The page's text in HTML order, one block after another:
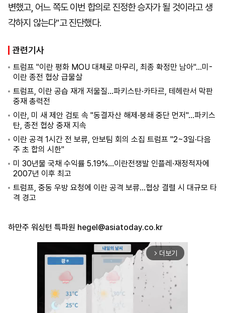
변했고, 어느 쪽도 이번 합의로 진정한 승자가 될 것이라고 생
각하지 않는다"고 진단했다.
관련기사
트럼프 "이란 평화 MOU 대체로 마무리, 최종 확정만 남아"…미-
이란 종전 협상 급물살
트럼프, 이란 공습 재개 저울질…파키스탄·카타르, 테헤란서 막판
중재 총력전
이란, 미 새 제안 검토 속 "동결자산 해제·봉쇄 중단 먼저"…파키스
탄, 종전 협상 중재 지속
이란 공격 1시간 전 보류, 안보팀 회의 소집 트럼프 "2~3일·다음
주 초 합의 시한"
미 30년물 국채 수익률 5.19%…이란전쟁발 인플레·재정적자에
2007년 이후 최고
트럼프, 중동 우방 요청에 이란 공격 보류…협상 결렬 시 대규모 타
격 경고
하만주 워싱턴 특파원 hegel@asiatoday.co.kr
arrow_forward_ios 더보기